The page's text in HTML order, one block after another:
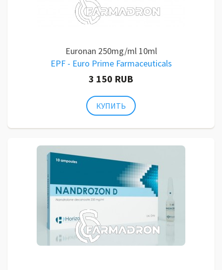
Euronan 250mg/ml 10ml
EPF - Euro Prime Farmaceuticals
3 150 RUB